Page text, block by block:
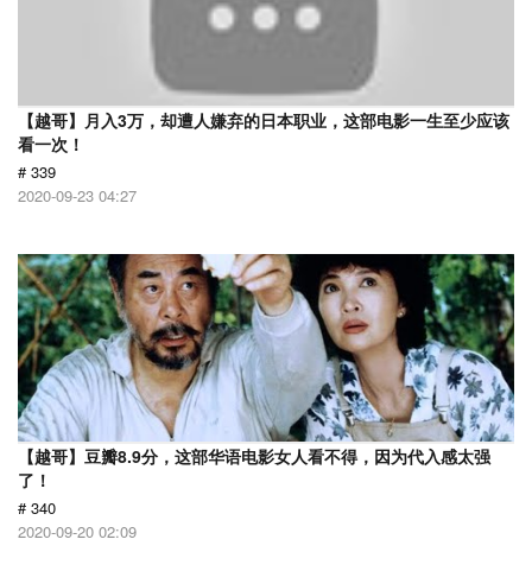
【越哥】月入3万，却遭人嫌弃的日本职业，这部电影一生至少应该
看一次！
# 339
2020-09-23 04:27
【越哥】豆瓣8.9分，这部华语电影女人看不得，因为代入感太强
了！
# 340
2020-09-20 02:09